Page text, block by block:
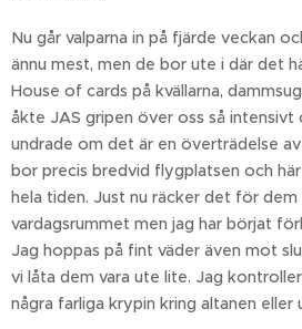
Nu går valparna in på fjärde veckan
ännu mest, men de bor ute i där det
House of cards på kvällarna,
åkte JAS gripen över oss så
undrade om det är en överträdelse
bor precis bredvid flygplatsen och
hela tiden. Just nu räcker det för dem
vardagsrummet men jag har börjat
Jag hoppas på fint väder även mot
vi låta dem vara ute lite. Jag
några farliga krypin kring altanen eller